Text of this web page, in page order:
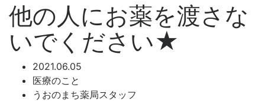
他の人にお薬を渡さな
いでください★
2021.06.05
医療のこと
うおのまち薬局スタッフ